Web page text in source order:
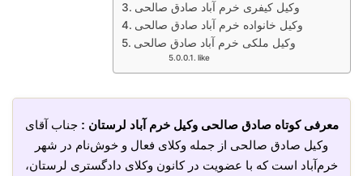
وکیل کیفری خرم آباد صادق صالحی
وکیل خانواده خرم آباد صادق صالحی
وکیل ملکی خرم آباد صادق صالحی
like
معرفی کوتاه صادق صالحی وکیل خرم آباد لرستان : جناب آقای
وکیل صادق صالحی از جمله وکلای فعال و خوش‌نام در شهر
خرم‌آباد است که با عضویت در کانون وکلای دادگستری لرستان،